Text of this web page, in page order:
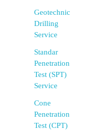
Geotechnic
Drilling
Service
Standar
Penetration
Test (SPT)
Service
Cone
Penetration
Test (CPT)